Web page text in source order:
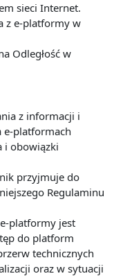
sieci Internet.
z e-platformy w
Odległość w
z informacji i
e-platformach
i obowiązki
przyjmuje do
Regulaminu
platformy jest
do platform
technicznych
oraz w sytuacji